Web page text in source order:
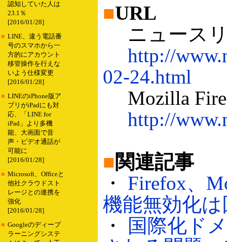
認知していた人は
23.1％
[2016/01/28]
■ LINE、違う電話番
号のスマホから一
方的にアカウント
移管操作を行えな
いよう仕様変更
[2016/01/28]
■ LINEのiPhone版ア
プリがiPadにも対
応、「LINE for
iPad」より多機
能、大画面で音
声・ビデオ通話が
可能に
[2016/01/28]
■ Microsoft、Officeと
他社クラウドスト
レージとの連携を
強化
[2016/01/28]
■ Googleのディープ
ラーニングシステ
■URL
ニュースリ
http://
02-24.html
Mozilla
http://
■関連記事
・ Firefox、
機能無効化は
・
国際化ド